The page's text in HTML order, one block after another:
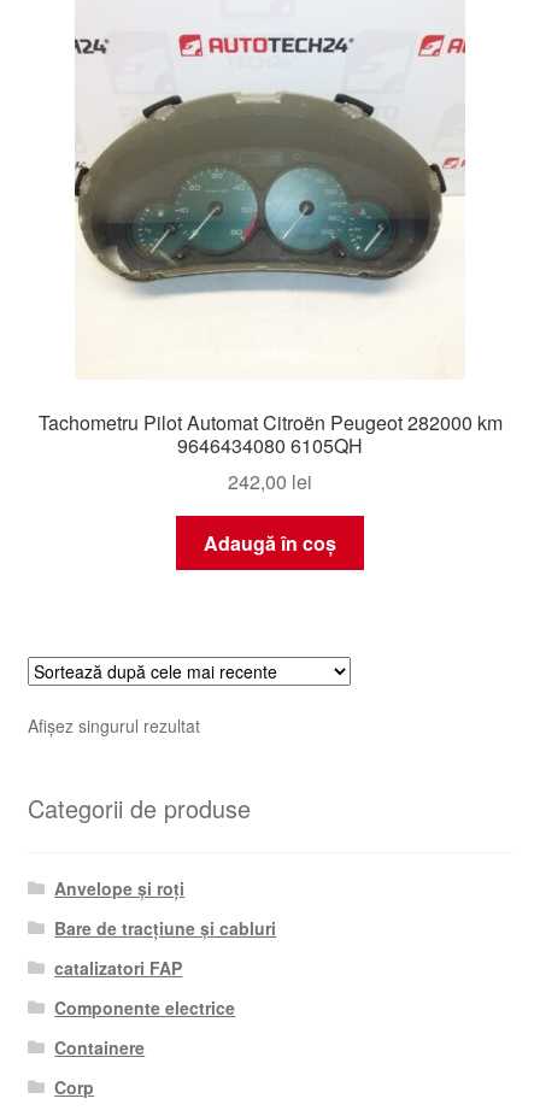
Tachometru Pilot Automat Citroën Peugeot 282000 km
9646434080 6105QH
242,00 lei
Adaugă în coș
Afișez singurul rezultat
Categorii de produse
Anvelope și roți
Bare de tracțiune și cabluri
catalizatori FAP
Componente electrice
Containere
Corp